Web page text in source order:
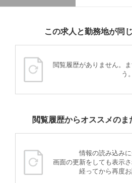
この求人と勤務地が同
閲覧履歴がありません。
う。
閲覧履歴からオススメのま
情報の読み込みに
画面の更新をしても表示
経ってから再度お